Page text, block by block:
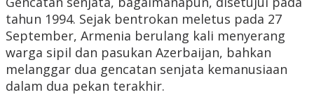
tahun 1994. Sejak bentrokan meletus pada 27
September, Armenia berulang kali menyerang
warga sipil dan pasukan Azerbaijan, bahkan
melanggar dua gencatan senjata kemanusiaan
dalam dua pekan terakhir.